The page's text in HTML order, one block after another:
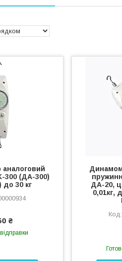
300 (ДА-300)
до 30 кг
₴
ДА-20,
0,01кг,